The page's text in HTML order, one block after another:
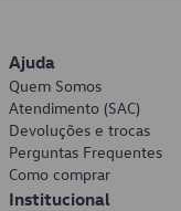
Ajuda
Quem Somos
Atendimento (SAC)
Devoluções e trocas
Perguntas Frequentes
Como comprar
Institucional